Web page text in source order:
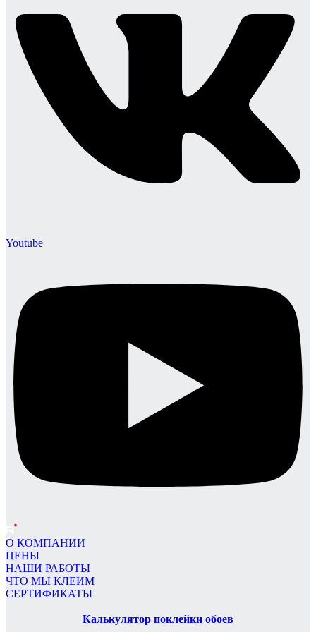
Youtube
О КОМПАНИИ
ЦЕНЫ
НАШИ РАБОТЫ
ЧТО МЫ КЛЕИМ
СЕРТИФИКАТЫ
Калькулятор поклейки обоев